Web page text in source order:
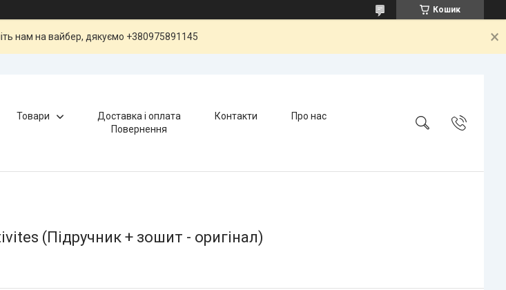
Кошик
нам на вайбер, дякуємо +380975891145
Товари Доставка і оплата Контакти
Про нас
Повернення
(Підручник + зошит - оригінал)